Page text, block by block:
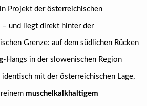
Projekt der österreichischen
– und liegt direkt hinter der
Grenze: auf dem südlichen Rücken
-Hangs in der slowenischen Region
mit der österreichischen Lage,
muschelkalkhaltigem